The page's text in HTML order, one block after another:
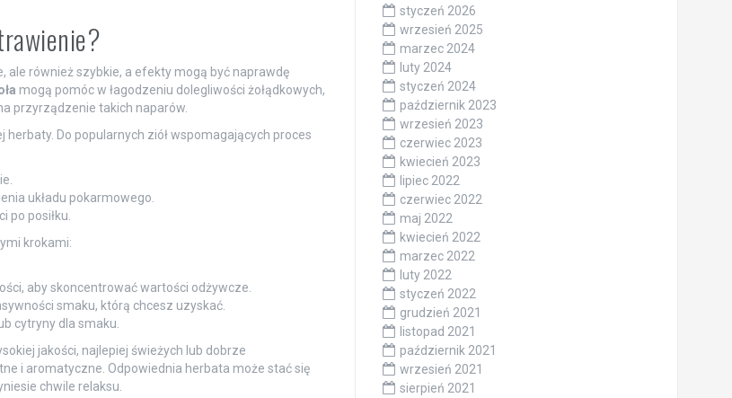
również szybkie, a efekty mogą być naprawdę
mogą pomóc w łagodzeniu dolegliwości żołądkowych,
przyrządzenie takich naparów.
herbaty. Do popularnych ziół wspomagających proces
układu pokarmowego.
po posiłku.
krokami:
aby skoncentrować wartości odżywcze.
smaku, którą chcesz uzyskać.
cytryny dla smaku.
jakości, najlepiej świeżych lub dobrze
i aromatyczne. Odpowiednia herbata może stać się
chwile relaksu.
styczeń 2026
wrzesień 2025
marzec 2024
luty 2024
styczeń 2024
październik 2023
wrzesień 2023
czerwiec 2023
kwiecień 2023
lipiec 2022
czerwiec 2022
maj 2022
kwiecień 2022
marzec 2022
luty 2022
styczeń 2022
grudzień 2021
listopad 2021
październik 2021
wrzesień 2021
sierpień 2021